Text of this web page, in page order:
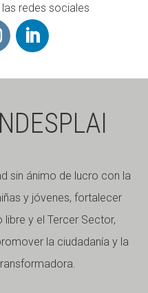
redes sociales
sin ánimo de lucro con la
y jóvenes, fortalecer
y el Tercer Sector,
la ciudadanía y la